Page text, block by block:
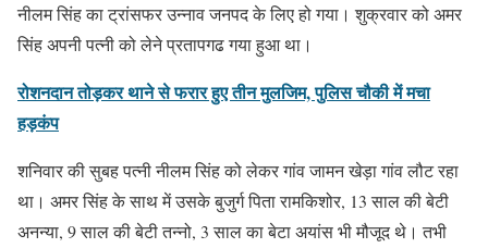
नीलम सिंह का ट्रांसफर उन्नाव जनपद के लिए हो गया। शुक्रवार को अमर
सिंह अपनी पत्नी को लेने प्रतापगढ गया हुआ था।
रोशनदान तोड़कर थाने से फरार हुए तीन मुलजिम, पुलिस चौकी में मचा
हड़कंप
शनिवार की सुबह पत्नी नीलम सिंह को लेकर गांव जामन खेड़ा गांव लौट रहा
था। अमर सिंह के साथ में उसके बुजुर्ग पिता रामकिशोर, 13 साल की बेटी
अनन्या, 9 साल की बेटी तन्नो, 3 साल का बेटा अयांस भी मौजूद थे। तभी